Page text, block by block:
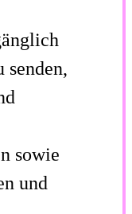
senden,
sowie
und